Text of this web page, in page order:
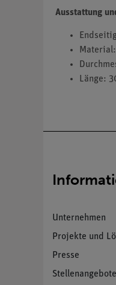
Ausstattung
Material:
Länge:
Unternehmen
Projekte und
Presse
Stellenangebote